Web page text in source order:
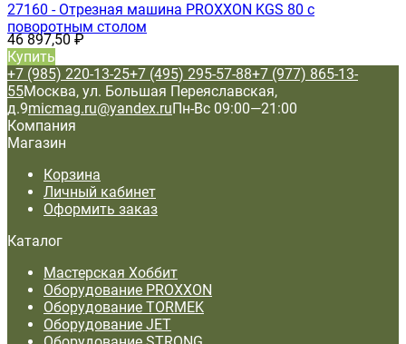
27160 - Отрезная машина PROXXON KGS 80 с
поворотным столом
46 897,50₽
Купить
+7 (985) 220-13-25+7 (495) 295-57-88+7 (977) 865-13-
55Москва, ул. Большая Переяславская,
д.9micmag.ru@yandex.ruПн-Вс 09:00—21:00
Компания
Магазин
Корзина
Личный кабинет
Оформить заказ
Каталог
Мастерская Хоббит
Оборудование PROXXON
Оборудование TORMEK
Оборудование JET